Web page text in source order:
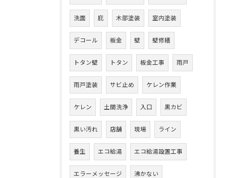
洗面 庇 木部塗装 室内塗装
デコール 板金 壁 壁修繕
トタン壁 トタン 板金工事 雨戸
雨戸塗装 サビ止め ケレン作業
ケレン 土間洗浄 入口 黒カビ
黒い汚れ 店舗 現場 ライン
養生 エコ給湯 エコ給湯設置工事
エラーメッセージ 沸かない